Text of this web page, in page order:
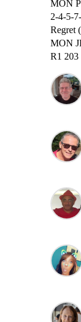
MON
2-4-5-
Regret
MON
R1 203